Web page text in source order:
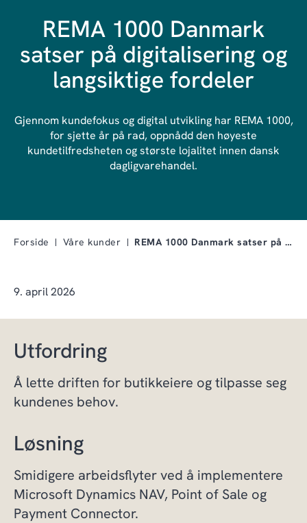
REMA 1000 Danmark
satser på digitalisering og
langsiktige fordeler
Gjennom kundefokus og digital utvikling har REMA 1000,
for sjette år på rad, oppnådd den høyeste
kundetilfredsheten og største lojalitet innen dansk
dagligvarehandel.
Forside Våre kunder REMA 1000 Danmark satser på digitalisering og lang…
9. april 2026
Utfordring
Å lette driften for butikkeiere og tilpasse seg
kundenes behov.
Løsning
Smidigere arbeidsflyter ved å implementere
Microsoft Dynamics NAV, Point of Sale og
Payment Connector.